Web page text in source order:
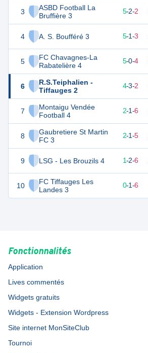
3
ASBD Football La
Bruffière 3
4 A. S. Boufféré 3
5
FC Chavagnes-La
Rabatelière 4
6
R.S.Teiphalien -
Tiffauges 2
7
Montaigu Vendée
Football 4
8
Gaubretiere St Martin
FC 3
9 LSG - Les Brouzils 4
10
FC Tiffauges Les
Landes 3
17 5-2-2
16 5-1-3
15 5-0-4
15 4-3-2
7 2-1-6
6 9 2-1-5
5 1-2-6
-1 0-1-6
Fonctionnalités
Application
Lives commentés
Widgets gratuits
Widgets - Extension Wordpress
Site internet MonSiteClub
Tournoi